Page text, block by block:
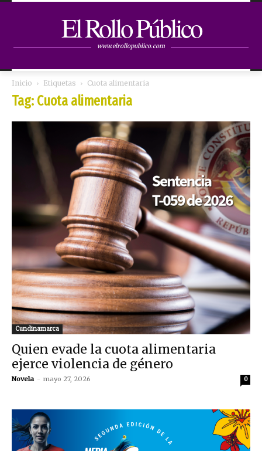
El Rollo Público
www.elrollopublico.com
Inicio Etiquetas Cuota alimentaria
Tag: Cuota alimentaria
Cundinamarca
Quien evade la cuota alimentaria
ejerce violencia de género
Novela - mayo 27, 2026 0